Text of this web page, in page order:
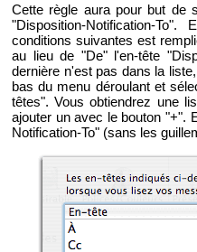
Cette règle aura pour but de
"Dis­po­si­tion-No­ti­fi­ca­tion-
condi­tions sui­vantes est
au lieu de "De" l'en-tête
der­nière n'est pas dans la
bas du menu dé­rou­lant et
têtes". Vous ob­tien­drez une
ajou­ter un avec le bou­ton "+".
No­ti­fi­ca­tion-To" (sans les